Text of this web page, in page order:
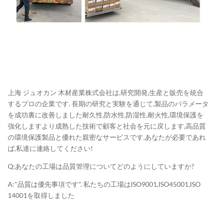
上海 ジュオカン 木材産業株式会社は,研究開発,生産と販売を統合
するプロの企業です. 長期の研究と実験を通じて,製品のパラメータ
を成功裏に改善しました耐久性,防水性,防湿性,耐火性,環境保護を
強化しますより成熟した技術で顧客と社会を元に戻します,高品質
の環境保護製品と優れた親密なサービスです.あなたが必要であれ
ば,私達に連絡してください!
Q:あなたの工場は品質管理についてどのようにしていますか?
A:"品質は優先事項です". 私たちの工場はISO9001,ISO45001,ISO
14001を取得しました